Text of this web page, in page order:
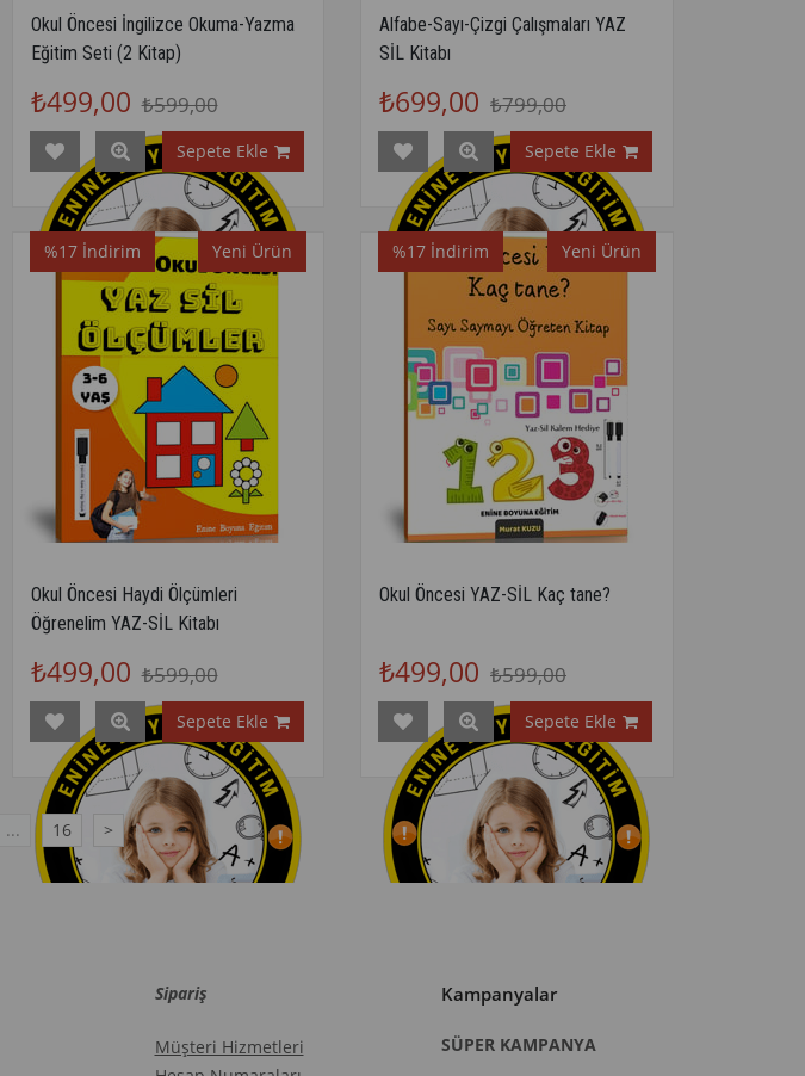
Okul Öncesi İngilizce Okuma-Yazma
Eğitim Seti (2 Kitap)
₺499,00 ₺599,00
Sepete Ekle
Alfabe-Sayı-Çizgi Çalışmaları YAZ
SİL Kitabı
₺699,00 ₺799,00
Sepete Ekle
Okul Öncesi Haydi Ölçümleri
Öğrenelim YAZ-SİL Kitabı
₺499,00 ₺599,00
Sepete Ekle
%17 İndirim Yeni Ürün
Okul Öncesi YAZ-SİL Kaç tane?
₺499,00 ₺599,00
Sepete Ekle
%17 İndirim Yeni Ürün
... 16 >
Sipariş
Müşteri Hizmetleri
Kampanyalar​​​​
SÜPER KAMPANYA